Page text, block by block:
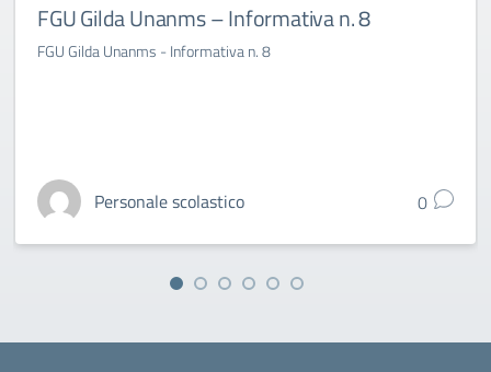
FGU Gilda Unanms – Informativa n. 8
FGU Gilda Unanms - Informativa n. 8
Personale scolastico 0